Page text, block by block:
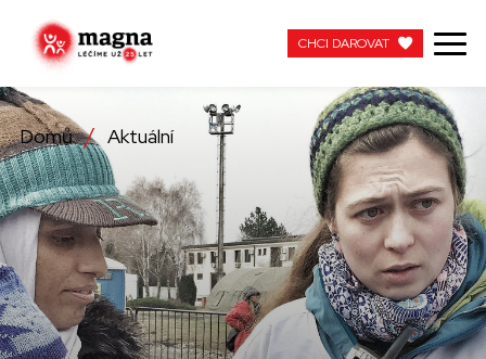
CHCI DAROVAT
NAŠE PRÁCE
O NÁS
AKTUÁLNÍ
ZAPOJTE SE
CHCI DAROVAT
Domů Aktuální